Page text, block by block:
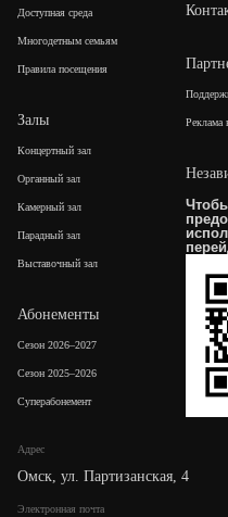
Адрес
Омск, ул. Партизанская, 4
Электронная почта
Доступная среда
Многодетным семьям
Правила посещения
Залы
Концертный зал
Органный зал
Камерный зал
Парадный зал
Выставочный зал
Абонементы
Сезон 2026–2027
Сезон 2025–2026
Суперабонемент
Реклама